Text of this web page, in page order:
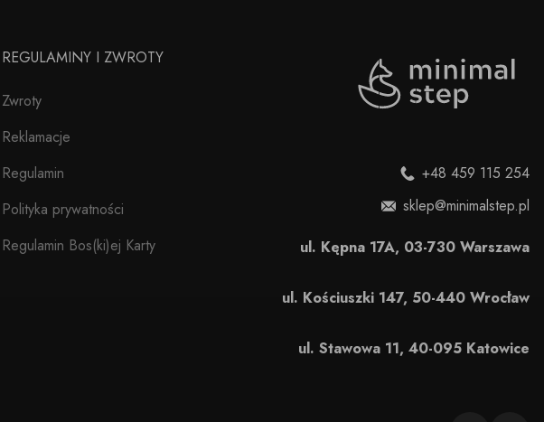
REGULAMINY I ZWROTY
Zwroty
Reklamacje
Regulamin
Polityka prywatności
Regulamin Bos(ki)ej Karty
+48 459 115 254
sklep@minimalstep.pl
ul. Kępna 17A, 03-730 Warszawa
ul. Kościuszki 147, 50-440 Wrocław
ul. Stawowa 11, 40-095 Katowice